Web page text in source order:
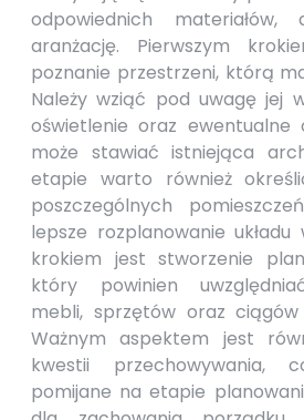
odpowiednich
aranżację. Pierwszym
poznanie przestrzeni, którą
Należy wziąć pod uwagę jej
oświetlenie oraz ewentualne
może stawiać istniejąca
etapie warto również
poszczególnych
lepsze rozplanowanie układu
krokiem jest stworzenie
który powinien
mebli, sprzętów oraz ciągów
Ważnym aspektem jest
kwestii przechowywania,
pomijane na etapie